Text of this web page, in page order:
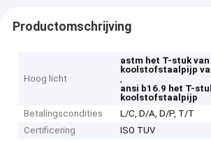
Productomschrijving
Hoog licht
astm het T-stuk van
koolstofstaalpijp
,
ansi b16.9 het T-
koolstofstaalpijp
Betalingscondities
L/C, D/A, D/P, T/T
Certificering
ISO TUV